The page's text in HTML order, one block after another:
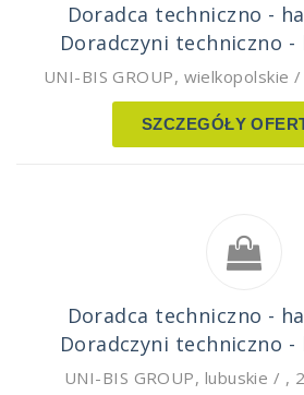
Doradca techniczno -
Doradczyni techniczno -
UNI-BIS GROUP, wielkopolskie /
SZCZEGÓŁY
Doradca techniczno -
Doradczyni techniczno -
UNI-BIS GROUP, lubuskie / ,